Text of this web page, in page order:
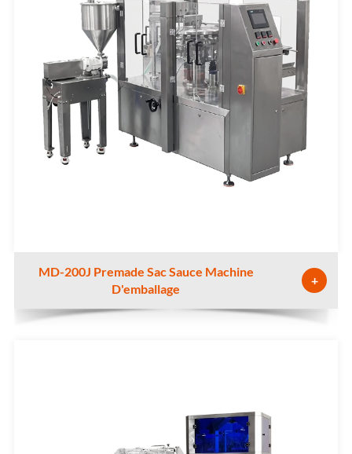
MD-200J Premade Sac Sauce Machine
D'emballage
+